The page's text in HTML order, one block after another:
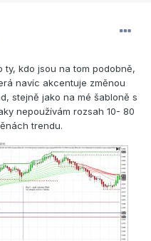
ty, kdo jsou na tom podobně,
navíc akcentuje změnou
stejně jako na mé šabloně s
nepoužívám rozsah 10- 80
trendu.